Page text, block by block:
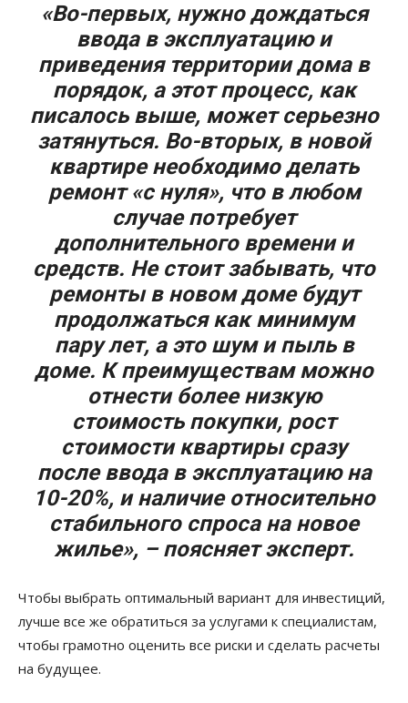
«Во-первых, нужно дождаться
ввода в эксплуатацию и
приведения территории дома в
порядок, а этот процесс, как
писалось выше, может серьезно
затянуться. Во-вторых, в новой
квартире необходимо делать
ремонт «с нуля», что в любом
случае потребует
дополнительного времени и
средств. Не стоит забывать, что
ремонты в новом доме будут
продолжаться как минимум
пару лет, а это шум и пыль в
доме. К преимуществам можно
отнести более низкую
стоимость покупки, рост
стоимости квартиры сразу
после ввода в эксплуатацию на
10-20%, и наличие относительно
стабильного спроса на новое
жилье», – поясняет эксперт.
Чтобы выбрать оптимальный вариант для инвестиций,
лучше все же обратиться за услугами к специалистам,
чтобы грамотно оценить все риски и сделать расчеты
на будущее.